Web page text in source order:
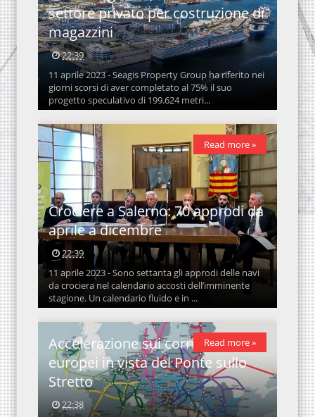
settore privato per costruzione di
magazzini
22:39
11 aprile 2023 - Seagis Property Group ha riferito nei
giorni scorsi di aver completato al 75% il suo
progetto speculativo di 199.624 metri...
Crociere a Salerno: 70 approdi da
aprile a dicembre
22:39
11 aprile 2023 - Sono settanta gli approdi delle navi
da crociera nel calendario accosti dell’imminente
stagione. Un calendario fluido e in ...
Read more »
Accelerazione sui corridoi
europei in vista del Ponte sullo
Stretto
22:38
Read more »